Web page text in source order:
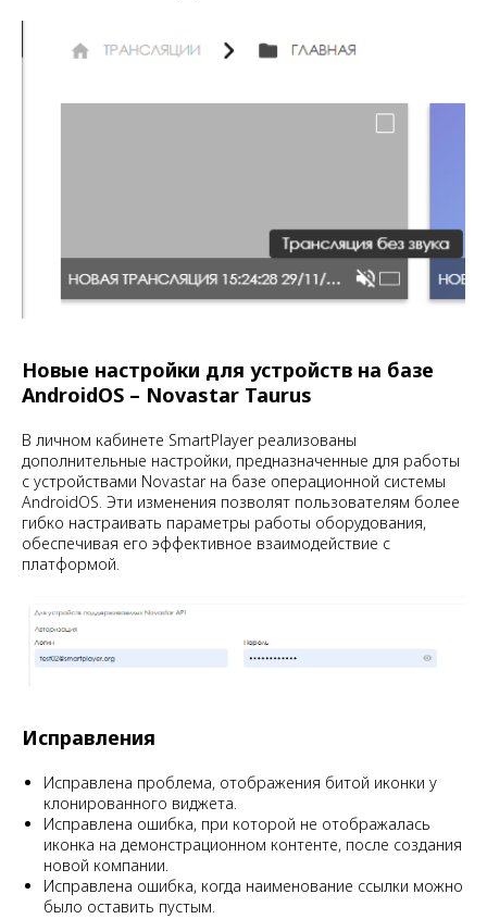
Новые настройки для устройств на базе
AndroidOS – Novastar Taurus
В личном кабинете SmartPlayer реализованы
дополнительные настройки, предназначенные для работы
с устройствами Novastar на базе операционной системы
AndroidOS. Эти изменения позволят пользователям более
гибко настраивать параметры работы оборудования,
обеспечивая его эффективное взаимодействие с
платформой.
Исправления
Исправлена проблема, отображения битой иконки у
клонированного виджета.
Исправлена ошибка, при которой не отображалась
иконка на демонстрационном контенте, после создания
новой компании.
Исправлена ошибка, когда наименование ссылки можно
было оставить пустым.